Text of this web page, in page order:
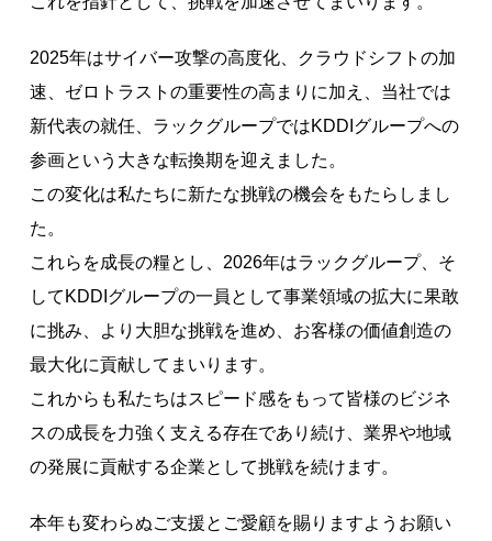
2025年はサイバー攻撃の高度化、クラウドシフトの加
速、ゼロトラストの重要性の高まりに加え、当社では
新代表の就任、ラックグループではKDDIグループへの
参画という大きな転換期を迎えました。
この変化は私たちに新たな挑戦の機会をもたらしまし
た。
これらを成長の糧とし、2026年はラックグループ、そ
してKDDIグループの一員として事業領域の拡大に果敢
に挑み、より大胆な挑戦を進め、お客様の価値創造の
最大化に貢献してまいります。
これからも私たちはスピード感をもって皆様のビジネ
スの成長を力強く支える存在であり続け、業界や地域
の発展に貢献する企業として挑戦を続けます。
本年も変わらぬご支援とご愛顧を賜りますようお願い